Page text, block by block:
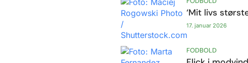
‘Mit livs
17. januar 2026
FODBOLD